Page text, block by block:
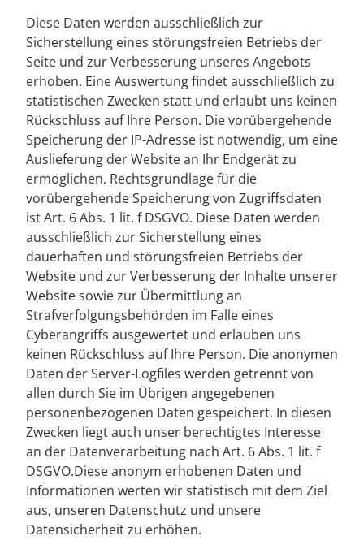
Diese Daten werden ausschließlich zur
Sicherstellung eines störungsfreien Betriebs der
Seite und zur Verbesserung unseres Angebots
erhoben. Eine Auswertung findet ausschließlich zu
statistischen Zwecken statt und erlaubt uns keinen
Rückschluss auf Ihre Person. Die vorübergehende
Speicherung der IP-Adresse ist notwendig, um eine
Auslieferung der Website an Ihr Endgerät zu
ermöglichen. Rechtsgrundlage für die
vorübergehende Speicherung von Zugriffsdaten
ist Art. 6 Abs. 1 lit. f DSGVO. Diese Daten werden
ausschließlich zur Sicherstellung eines
dauerhaften und störungsfreien Betriebs der
Website und zur Verbesserung der Inhalte unserer
Website sowie zur Übermittlung an
Strafverfolgungsbehörden im Falle eines
Cyberangriffs ausgewertet und erlauben uns
keinen Rückschluss auf Ihre Person. Die anonymen
Daten der Server-Logfiles werden getrennt von
allen durch Sie im Übrigen angegebenen
personenbezogenen Daten gespeichert. In diesen
Zwecken liegt auch unser berechtigtes Interesse
an der Datenverarbeitung nach Art. 6 Abs. 1 lit. f
DSGVO.Diese anonym erhobenen Daten und
Informationen werten wir statistisch mit dem Ziel
aus, unseren Datenschutz und unsere
Datensicherheit zu erhöhen.